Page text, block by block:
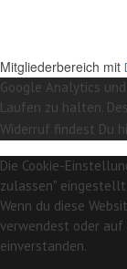
Mitgliederbereich mit
Google Analytics
Laufen zu halten.
Widerruf findest Du
Die Cookie-
zulassen"
Wenn du diese
verwendest oder auf
einverstanden.